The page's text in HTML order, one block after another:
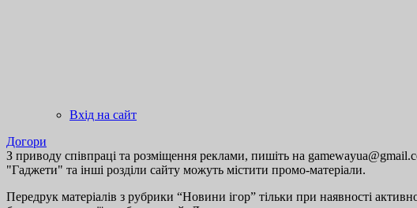
Вхід на сайт
Догори
З приводу співпраці та розміщення реклами, пишіть на
"Гаджети" та інші розділи сайту можуть містити промо-матеріали.
Передрук матеріалів з рубрики “Новини ігор” тільки при наявності